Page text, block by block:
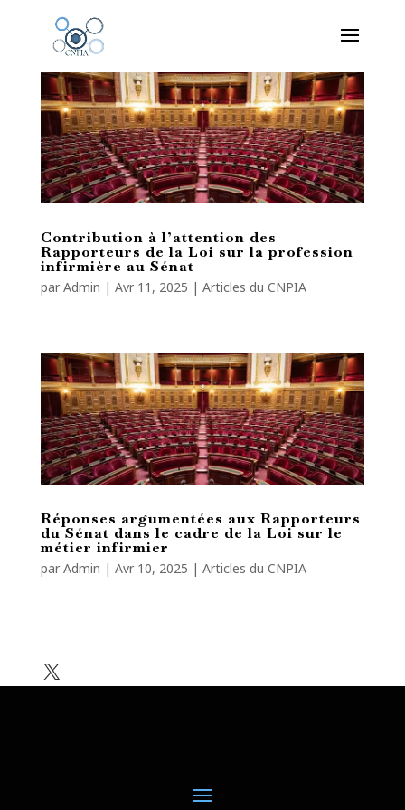
Contribution à l’attention des
Rapporteurs de la Loi sur la profession
infirmière au Sénat
par Admin | Avr 11, 2025 | Articles du CNPIA
Réponses argumentées aux Rapporteurs
du Sénat dans le cadre de la Loi sur le
métier infirmier
par Admin | Avr 10, 2025 | Articles du CNPIA
X